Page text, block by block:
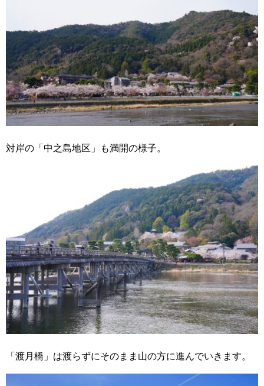
対岸の「中之島地区」も満開の様子。
「渡月橋」は渡らずにそのまま山の方に進んでいきます。